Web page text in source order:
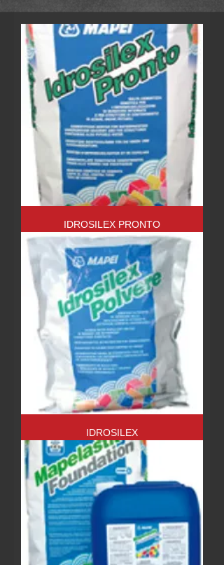
IDROSILEX PRONTO
IDROSILEX